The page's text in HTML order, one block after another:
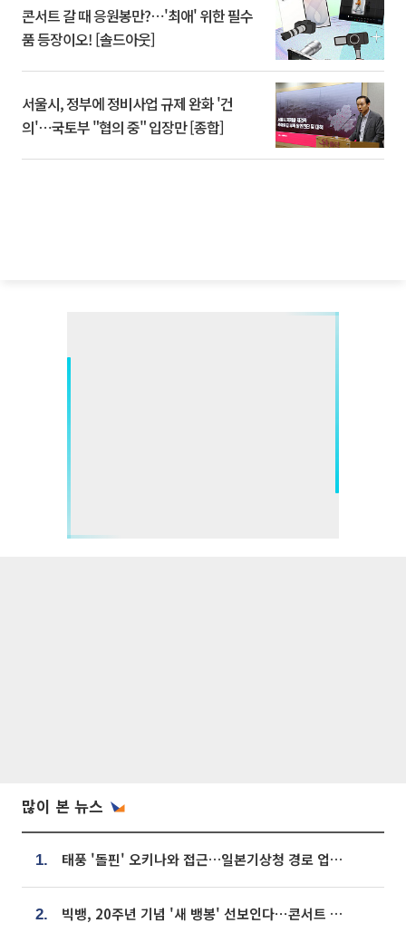
콘서트 갈 때 응원봉만?⋯'최애' 위한 필수
품 등장이오! [솔드아웃]
서울시, 정부에 정비사업 규제 완화 '건
의'⋯국토부 "협의 중" 입장만 [종합]
많이 본 뉴스
1. 태풍 '돌핀' 오키나와 접근…일본기상청 경로 업데이트
2. 빅뱅, 20주년 기념 '새 뱅봉' 선보인다⋯콘서트 앞두고 팝업 개최